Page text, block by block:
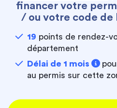
financer votre
/ ou votre code de
19 points de rendez-
département
Délai de 1 mois
au permis sur cette